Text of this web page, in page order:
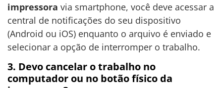
impressora via smartphone, você deve acessar a
central de notificações do seu dispositivo
(Android ou iOS) enquanto o arquivo é enviado e
selecionar a opção de interromper o trabalho.
3. Devo cancelar o trabalho no
computador ou no botão físico da